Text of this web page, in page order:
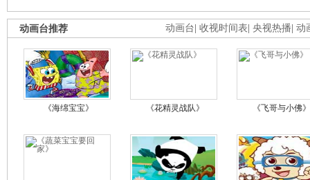
动画台 收视时间表 央视热播 动
动画台推荐
《海绵宝宝》 《花精灵战队》 《飞哥与小佛》